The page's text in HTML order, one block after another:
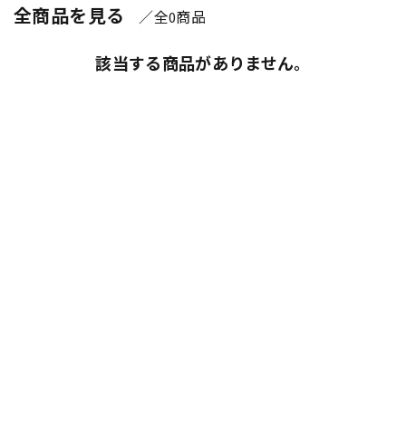
全商品を見る ／全0商品
該当する商品がありません。